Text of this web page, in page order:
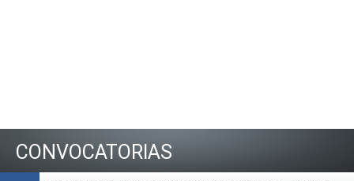
CONVOCATORIAS